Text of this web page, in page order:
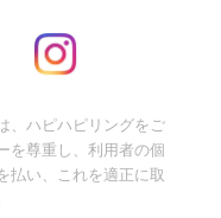
、ハピハピリングをご
を尊重し、利用者の個
払い、これを適正に取